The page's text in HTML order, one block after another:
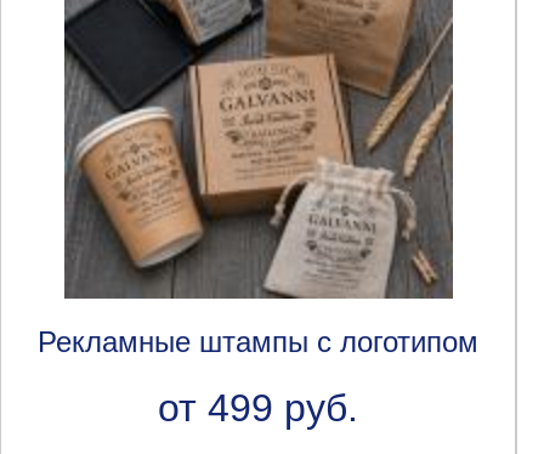
Рекламные штампы с логотипом
от 499 руб.